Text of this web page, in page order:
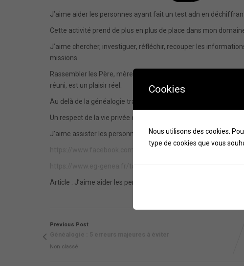
J’aime aider les personnes ayant fait un test adn en
Cette activité prend de plus en plus de place dans mon
J’aime chercher, investiguer, réfléchir, recouper les
missions.
Rassembler les Père, mère, frères, soeurs, cousin, cousines,
réuni, est un plaisir réel.
Au delà de la généalogie traditionnelle il y a beaucoup
Un respect de la vie privée de tous est nécessaire, cela
J’aime assister les personnes dans la découverte de leurs
https://www.eg-genea.fr/tarifs/
Article : J’aime aider les personnes ayant fait un test adn
Previous Post
Non classé
Cookies
Nous utilisons des cookies.
type de cookies que vous